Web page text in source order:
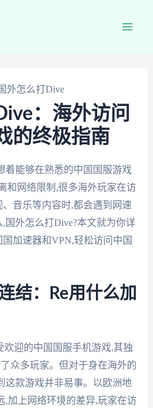
外怎么打Dive
：海外访问
的终极指南
着能够在熟悉的中国国服游戏
和网络限制,很多海外玩家在访
音乐等内容时,都会遇到网速
国外怎么打Dive?本文就为你详
加速器和VPN,轻松访问中国
结：Re用什么加
欢迎的中国国服手机游戏,其独
众多玩家。但对于身在海外的
这款游戏并非易事。以欧洲地
,加上网络环境的差异,玩家在访